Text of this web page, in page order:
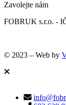
Zavolejte nám
FOBRUK s.r.o. -
© 2023 – Web by